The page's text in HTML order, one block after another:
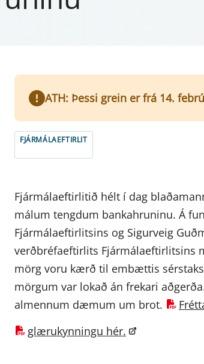
ATH: Þessi grein er frá 14.
FJÁRMÁLAEFTIRLIT
Fjármálaeftirlitið hélt í dag
málum tengdum bankahruninu. Á
Fjármálaeftirlitsins og Sigurveig
verðbréfaeftirlits Fjármálaeftirlitsins
mörg voru kærð til embættis
mörgum var lokað án frekari
almennum dæmum um brot.
glærukynningu hér.